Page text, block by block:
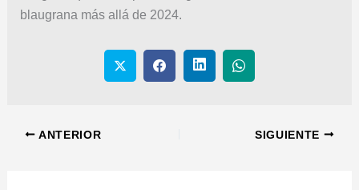
blaugrana más allá de 2024.
ANTERIOR SIGUIENTE